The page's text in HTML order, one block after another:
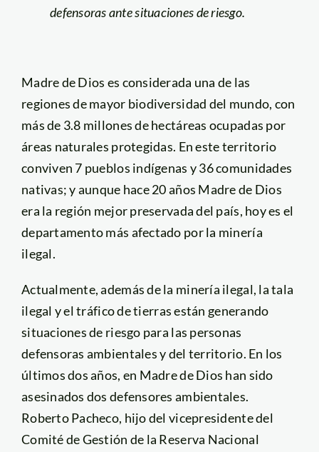
defensoras ante situaciones de riesgo.
Madre de Dios es considerada una de las
regiones de mayor biodiversidad del mundo, con
más de 3.8 millones de hectáreas ocupadas por
áreas naturales protegidas. En este territorio
conviven 7 pueblos indígenas y 36 comunidades
nativas; y aunque hace 20 años Madre de Dios
era la región mejor preservada del país, hoy es el
departamento más afectado por la minería
ilegal.
Actualmente, además de la minería ilegal, la tala
ilegal y el tráfico de tierras están generando
situaciones de riesgo para las personas
defensoras ambientales y del territorio. En los
últimos dos años, en Madre de Dios han sido
asesinados dos defensores ambientales.
Roberto Pacheco, hijo del vicepresidente del
Comité de Gestión de la Reserva Nacional